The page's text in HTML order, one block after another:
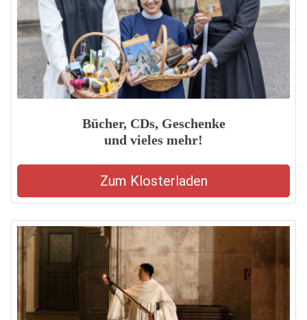
Bücher, CDs, Geschenke
und vieles mehr!
Zum Klosterladen